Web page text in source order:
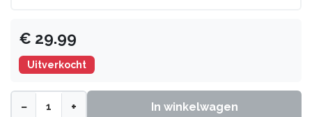
€ 29.99
Uitverkocht
− + In winkelwagen